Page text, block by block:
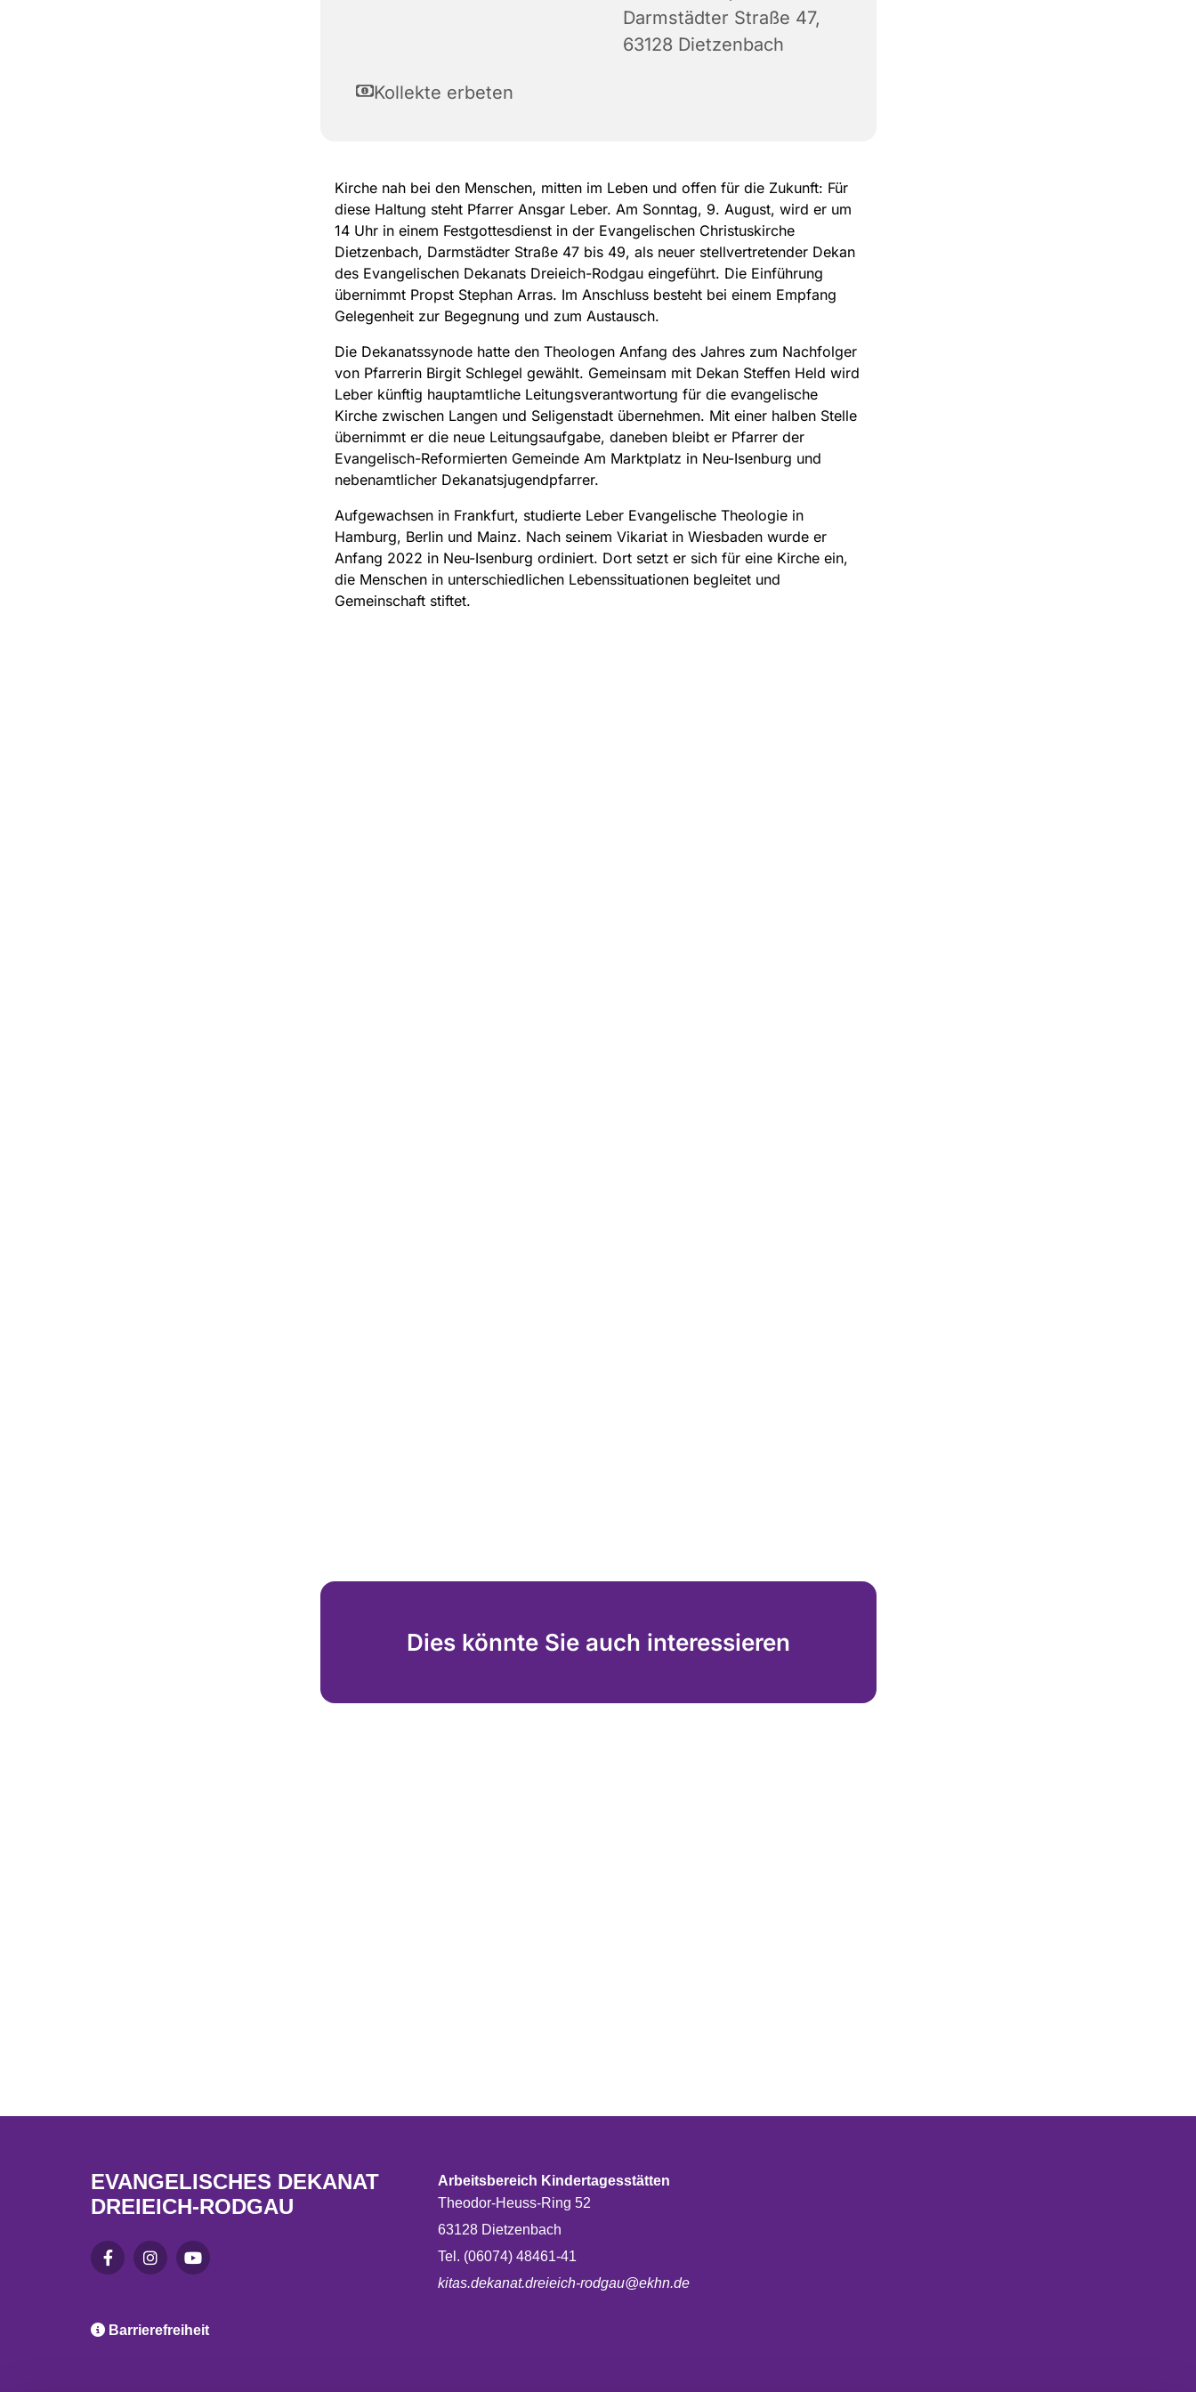
Darmstädter Straße 47,
63128 Dietzenbach
Kollekte erbeten
Kirche nah bei den Menschen, mitten im Leben und offen für die Zukunft: Für
diese Haltung steht Pfarrer Ansgar Leber. Am Sonntag, 9. August, wird er um
14 Uhr in einem Festgottesdienst in der Evangelischen Christuskirche
Dietzenbach, Darmstädter Straße 47 bis 49, als neuer stellvertretender Dekan
des Evangelischen Dekanats Dreieich-Rodgau eingeführt. Die Einführung
übernimmt Propst Stephan Arras. Im Anschluss besteht bei einem Empfang
Gelegenheit zur Begegnung und zum Austausch.
Die Dekanatssynode hatte den Theologen Anfang des Jahres zum Nachfolger
von Pfarrerin Birgit Schlegel gewählt. Gemeinsam mit Dekan Steffen Held wird
Leber künftig hauptamtliche Leitungsverantwortung für die evangelische
Kirche zwischen Langen und Seligenstadt übernehmen. Mit einer halben Stelle
übernimmt er die neue Leitungsaufgabe, daneben bleibt er Pfarrer der
Evangelisch-Reformierten Gemeinde Am Marktplatz in Neu-Isenburg und
nebenamtlicher Dekanatsjugendpfarrer.
Aufgewachsen in Frankfurt, studierte Leber Evangelische Theologie in
Hamburg, Berlin und Mainz. Nach seinem Vikariat in Wiesbaden wurde er
Anfang 2022 in Neu-Isenburg ordiniert. Dort setzt er sich für eine Kirche ein,
die Menschen in unterschiedlichen Lebenssituationen begleitet und
Gemeinschaft stiftet.
Dies könnte Sie auch interessieren
EVANGELISCHES DEKANAT
DREIEICH-RODGAU
 Barrierefreiheit
Arbeitsbereich Kindertagesstätten
Theodor-Heuss-Ring 52
63128 Dietzenbach
Tel. (06074) 48461-41
kitas.dekanat.dreieich-rodgau@ekhn.de